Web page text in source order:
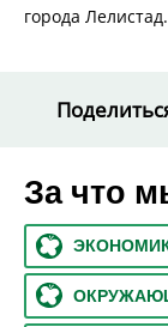
города Лелистад.
За что